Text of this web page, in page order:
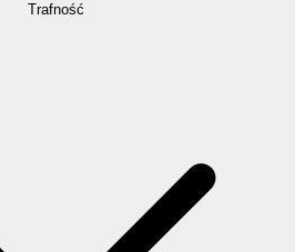
Trafność